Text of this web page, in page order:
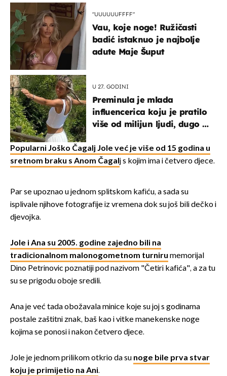
"UUUUUUFFFF"
Vau, koje noge! Ružičasti
badić istaknuo je najbolje
adute Maje Šuput
U 27. GODINI
Preminula je mlada
influencerica koju je pratilo
više od milijun ljudi, dugo se
Popularni Joško Čagalj Jole već je više od 15 godina u
sretnom braku s Anom Čagalj s kojim ima i četvero djece.
Par se upoznao u jednom splitskom kafiću, a sada su
isplivale njihove fotografije iz vremena dok su još bili dečko i
djevojka.
Jole i Ana su 2005. godine zajedno bili na
tradicionalnom malonogometnom turniru memorijal
Dino Petrinovic poznatiji pod nazivom "Četiri kafića", a za tu
su se prigodu oboje sredili.
Ana je već tada obožavala minice koje su joj s godinama
postale zaštitni znak, baš kao i vitke manekenske noge
kojima se ponosi i nakon četvero djece.
Jole je jednom prilikom otkrio da su noge bile prva stvar
koju je primijetio na Ani.